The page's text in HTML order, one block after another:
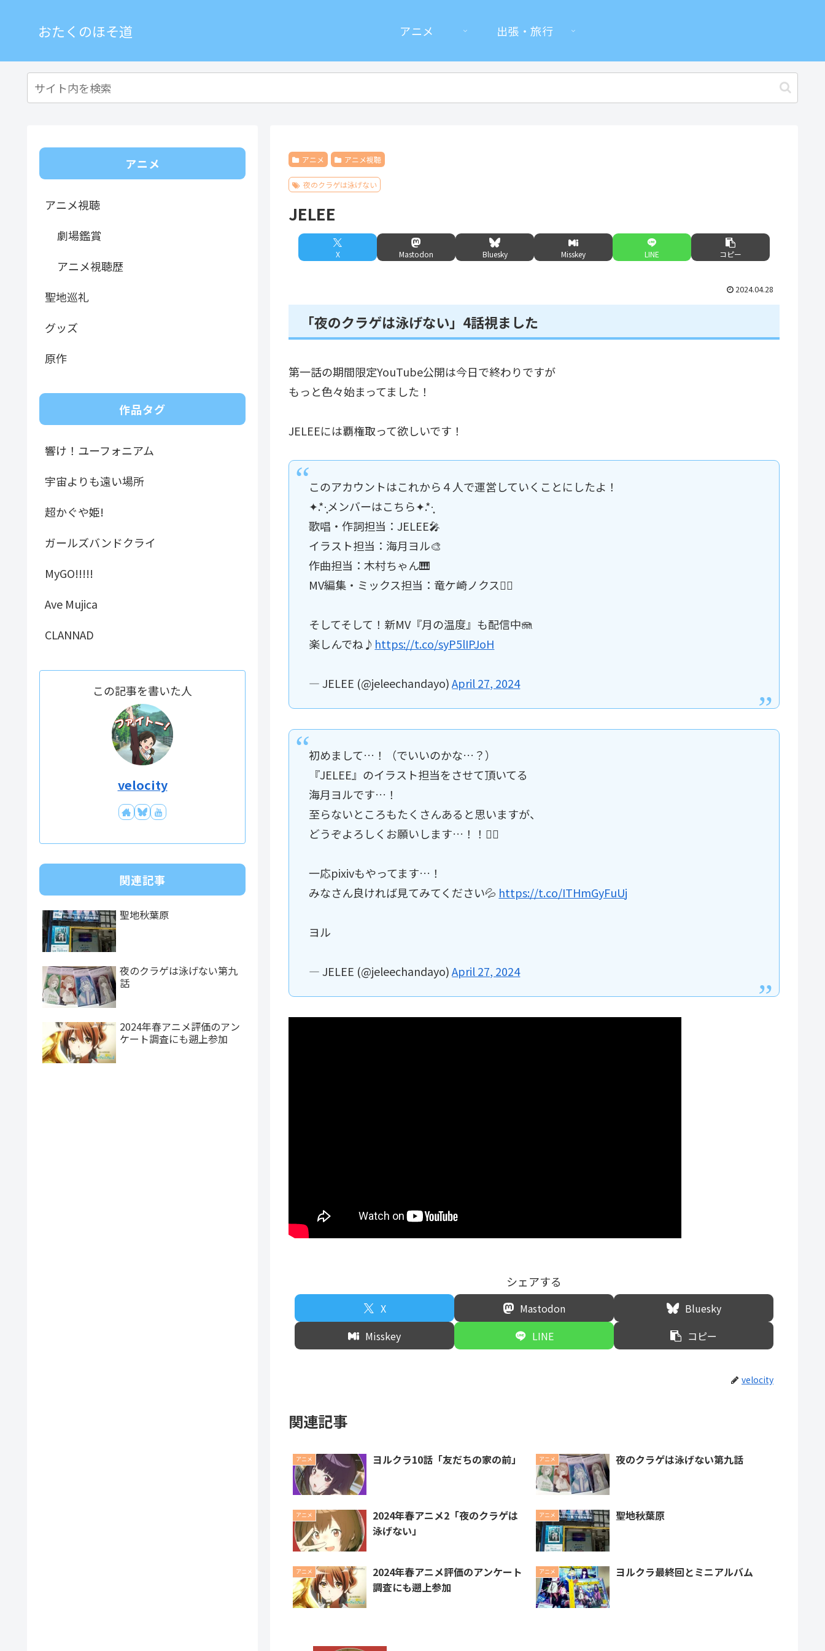
おたくのほそ道 アニメ 出張・旅行
アニメ アニメ視聴
夜のクラゲは泳げない
JELEE
X Mastodon Bluesky Misskey LINE コピー
2024.04.28
「夜のクラゲは泳げない」4話視ました
第一話の期間限定YouTube公開は今日で終わりですが
もっと色々始まってました！
JELEEには覇権取って欲しいです！
このアカウントはこれから４人で運営していくことにしたよ！
✦.*·̩͙メンバーはこちら✦.*·̩͙
歌唱・作詞担当：JELEE🎤
イラスト担当：海月ヨル🎨
作曲担当：木村ちゃん🎹
MV編集・ミックス担当：竜ケ崎ノクス🦸‍♂️
そしてそして！新MV『月の温度』も配信中🪼
楽しんでね♪ https://t.co/syP5lIPJoH
— JELEE (@jeleechandayo)April 27, 2024
初めまして…！（でいいのかな…？）
『JELEE』のイラスト担当をさせて頂いてる
海月ヨルです…！
至らないところもたくさんあると思いますが、
どうぞよろしくお願いします…！！🙇‍♀️
一応pixivもやってます…！
みなさん良ければ見てみてください💦 https://t.co/ITHmGyFuUj
ヨル
— JELEE (@jeleechandayo)April 27, 2024
シェアする
X Mastodon
Bluesky
Misskey
LINE コピー
velocity
関連記事
アニメ ヨルクラ10話「友だちの家の前」 アニメ 夜のクラゲは泳げない第九話
アニメ
2024年春アニメ2「夜のクラゲは
泳げない」
アニメ 聖地秋葉原
アニメ
2024年春アニメ評価のアンケート
調査にも遡上参加
アニメ ヨルクラ最終回とミニアルバム
アニメ
アニメ視聴
劇場鑑賞
アニメ視聴歴
聖地巡礼
グッズ
原作
作品タグ
響け！ユーフォニアム
宇宙よりも遠い場所
超かぐや姫!
ガールズバンドクライ
MyGO!!!!!
Ave Mujica
CLANNAD
この記事を書いた人
velocity
関連記事
聖地秋葉原
夜のクラゲは泳げない第九
話
2024年春アニメ評価のアン
ケート調査にも遡上参加